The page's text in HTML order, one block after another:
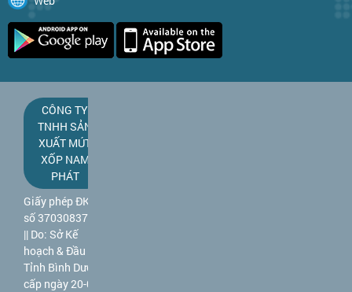
CÔNG TY
TNHH SẢN
XUẤT MÚT
XỐP NAM
PHÁT
Giấy phép ĐKKD
số 3703083781
|| Do: Sở Kế
hoạch & Đầu tư
Tỉnh Bình Dương
cấp ngày 20-09-